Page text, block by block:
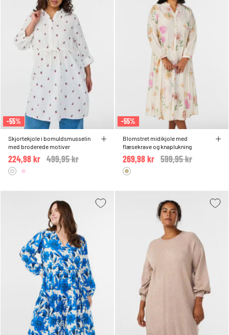
-55%
Skjortekjole i bomuldsmusselin
med broderede motiver
Price reduced from
499,95 kr
224,98 kr
-55%
Blomstret midikjole med
flæsekrave og knaplukning
Price reduced from
599,95 kr
269,98 kr